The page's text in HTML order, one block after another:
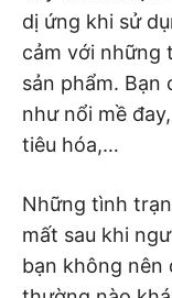
dị ứng khi sử
cảm với những
sản phẩm.
như nổi mề
tiêu hóa,…
Những tình
mất sau khi
bạn không nên